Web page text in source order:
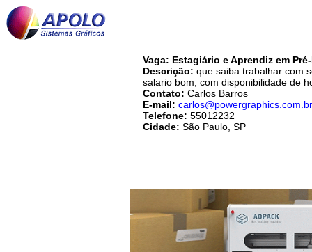
Vaga: Estagiário e Aprendiz em
Descrição: que saiba trabalhar com
salario bom, com disponibilidade de
Contato: Carlos Barros
E-mail: carlos@powergraphics.com.br
Telefone: 55012232
Cidade: São Paulo, SP